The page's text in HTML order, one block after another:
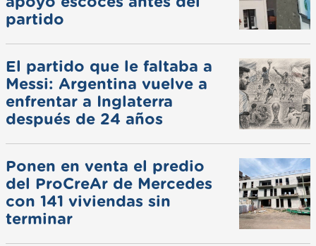
partido
El partido que le faltaba a
Messi: Argentina vuelve a
enfrentar a Inglaterra
después de 24 años
Ponen en venta el predio
del ProCreAr de Mercedes
con 141 viviendas sin
terminar